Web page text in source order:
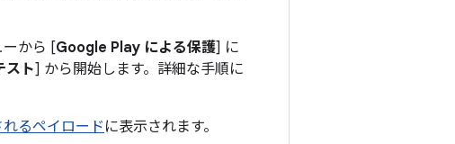
ーから [Google Play による保護] に
スト] から開始します。詳細な手順に
るペイロードに表示されます。